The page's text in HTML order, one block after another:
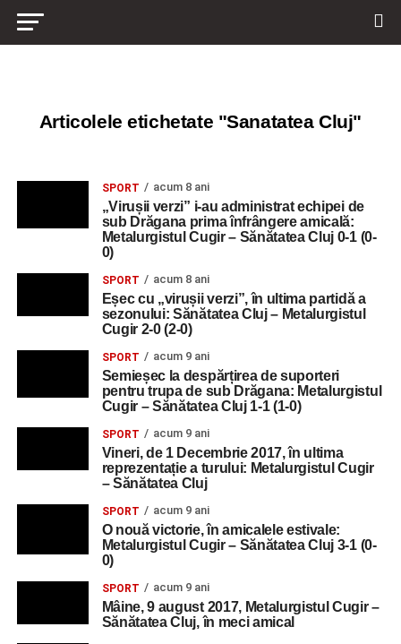
Articolele etichetate "Sanatatea Cluj"
SPORT acum 8 ani
„Virușii verzi” i-au administrat echipei de
sub Drăgana prima înfrângere amicală:
Metalurgistul Cugir – Sănătatea Cluj 0-1 (0-
0)
SPORT acum 8 ani
Eșec cu „virușii verzi”, în ultima partidă a
sezonului: Sănătatea Cluj – Metalurgistul
Cugir 2-0 (2-0)
SPORT acum 9 ani
Semieșec la despărțirea de suporteri
pentru trupa de sub Drăgana: Metalurgistul
Cugir – Sănătatea Cluj 1-1 (1-0)
SPORT acum 9 ani
Vineri, de 1 Decembrie 2017, în ultima
reprezentație a turului: Metalurgistul Cugir
– Sănătatea Cluj
SPORT acum 9 ani
O nouă victorie, în amicalele estivale:
Metalurgistul Cugir – Sănătatea Cluj 3-1 (0-
0)
SPORT acum 9 ani
Mâine, 9 august 2017, Metalurgistul Cugir –
Sănătatea Cluj, în meci amical